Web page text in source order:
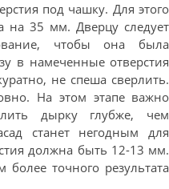
под чашку. Для этого
на 35 мм. Дверцу следует
чтобы она была
в намеченные отверстия
не спеша сверлить.
На этом этапе важно
дырку глубже, чем
станет негодным для
должна быть 12-13 мм.
точного результата